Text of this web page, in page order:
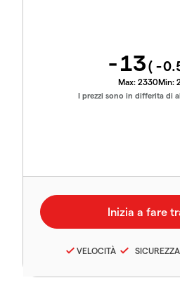
-13( -
Max: 2330Min:
I prezzi sono in differita di
VELOCITÀ SICUREZZA